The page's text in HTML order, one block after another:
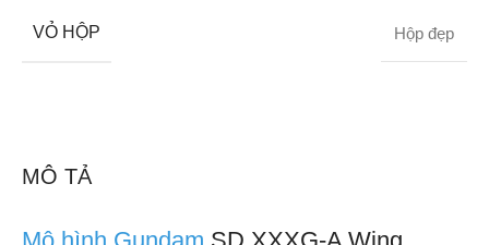
MÔ TẢ
VỎ HỘP Hộp đẹp